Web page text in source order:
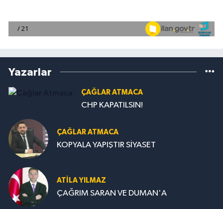
Yazarlar
ÇAĞLAR ATMACA
CHP KAPATILSIN!
ÇAĞLAR ATMACA
KOPYALA YAPIŞTIR SİYASET
ATILA YILMAZ
ÇAĞRIM SARAN VE DUMAN'A